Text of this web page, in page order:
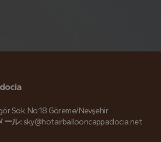
Sok. No:18 Göreme/Nevşehir
ール: sky@hotairballooncappadocia.net